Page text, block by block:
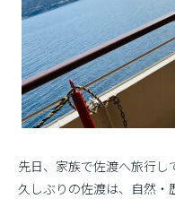
先日、家族で佐渡へ旅行し
久しぶりの佐渡は、自然